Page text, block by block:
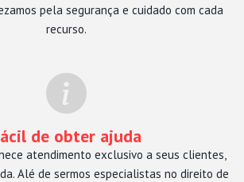
pela segurança e cuidado com cada
recurso.
de obter ajuda
atendimento exclusivo a seus clientes,
Alé de sermos especialistas no direito de